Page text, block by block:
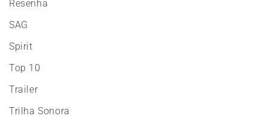
Resenha
SAG
Spirit
Top 10
Trailer
Trilha Sonora